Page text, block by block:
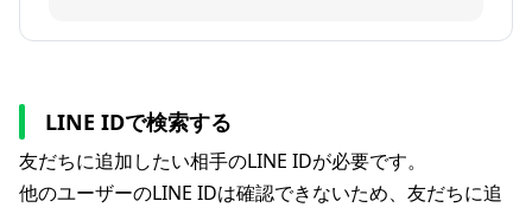
LINE IDで検索する
友だちに追加したい相手のLINE IDが必要です。
他のユーザーのLINE IDは確認できないため、友だちに追